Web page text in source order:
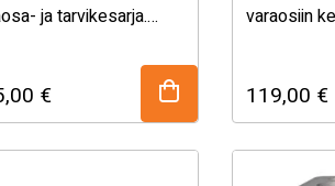
ja tarvikesarja.
hintaiset
ja tarvikkeet
koneisiin ja
€
varaosiin
ovat
sopivuus,
119,00 €